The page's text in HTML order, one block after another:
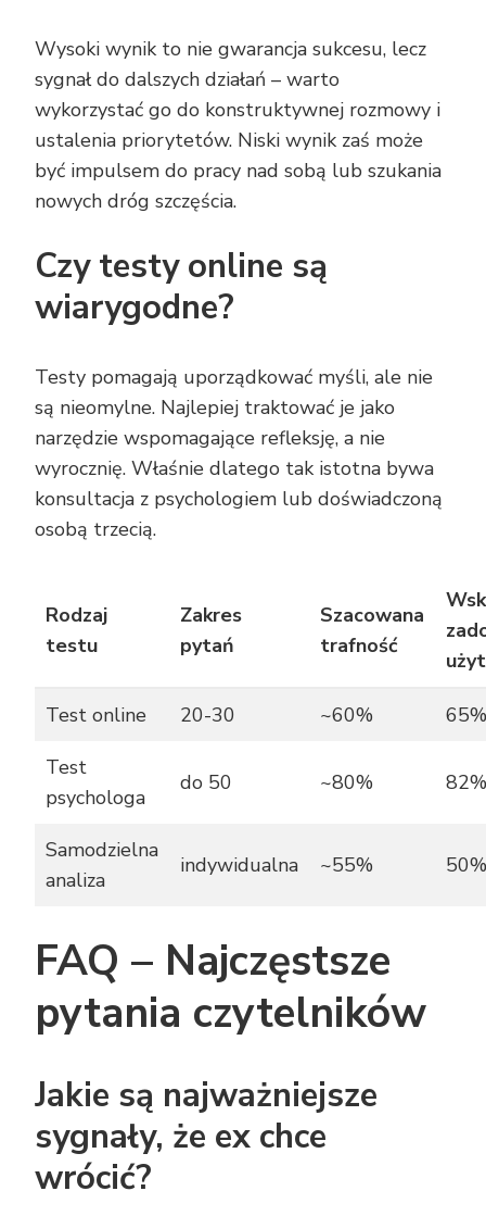
Wysoki wynik to nie gwarancja sukcesu, lecz
sygnał do dalszych działań – warto
wykorzystać go do konstruktywnej rozmowy i
ustalenia priorytetów. Niski wynik zaś może
być impulsem do pracy nad sobą lub szukania
nowych dróg szczęścia.
Czy testy online są
wiarygodne?
Testy pomagają uporządkować myśli, ale nie
są nieomylne. Najlepiej traktować je jako
narzędzie wspomagające refleksję, a nie
wyrocznię. Właśnie dlatego tak istotna bywa
konsultacja z psychologiem lub doświadczoną
osobą trzecią.
Rodzaj
testu
Zakres
pytań
Szacowana
trafność
Test online 20-30 ~60%
65%
Test
psychologa
do 50 ~80% 82%
Samodzielna
analiza
indywidualna ~55% 50%
FAQ – Najczęstsze
pytania czytelników
Jakie są najważniejsze
sygnały, że ex chce
wrócić?